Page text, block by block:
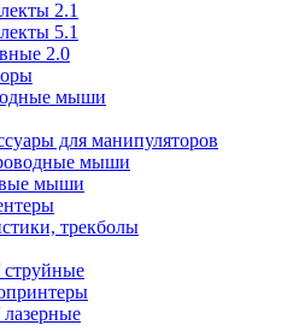
2.1
5.1
2.0
мыши
для манипуляторов
мыши
мыши
трекболы